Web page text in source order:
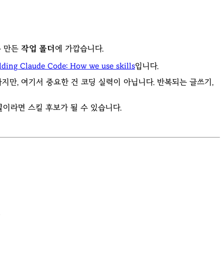
만든 작업 폴더 에 가깝습니다.
Claude Code: How we use skills입니다.
, 여기서 중요한 건 코딩 실력이 아닙니다. 반복되는 글쓰기,
이라면 스킬 후보가 될 수 있습니다.